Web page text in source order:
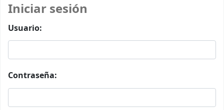
Iniciar sesión
Usuario:
Contraseña: